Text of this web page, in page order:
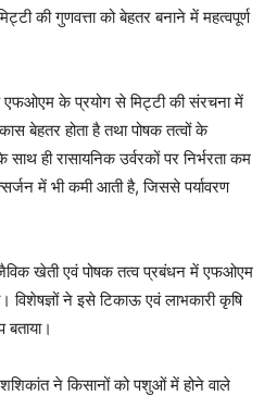
की गुणवत्ता को बेहतर बनाने में महत्वपूर्ण
एफओएम के प्रयोग से मिट्टी की संरचना में
बेहतर होता है तथा पोषक तत्वों के
ही रासायनिक उर्वरकों पर निर्भरता कम
में भी कमी आती है, जिससे पर्यावरण
खेती एवं पोषक तत्व प्रबंधन में एफओएम
विशेषज्ञों ने इसे टिकाऊ एवं लाभकारी कृषि
बताया।
शशिकांत ने किसानों को पशुओं में होने वाले